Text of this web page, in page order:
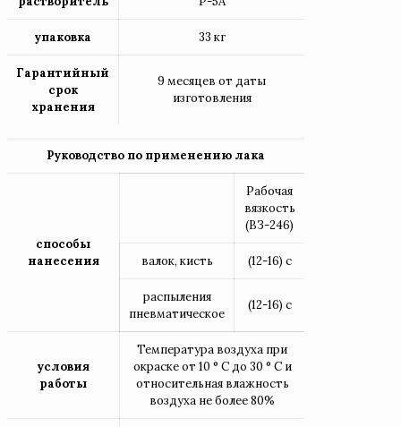
упаковка 33 кг
Гарантийный
срок
хранения
9 месяцев от даты
изготовления
Руководство по применению лака
способы
нанесения
Рабочая
вязкость
(ВЗ-246)
валок, кисть (12-16) с
распыления
пневматическое
(12-16) с
условия
работы
Температура воздуха при
окраске от 10 ° С до 30 ° С и
относительная влажность
воздуха не более 80%